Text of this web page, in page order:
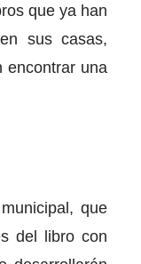
que ya han
sus casas,
encontrar una
que
del libro con